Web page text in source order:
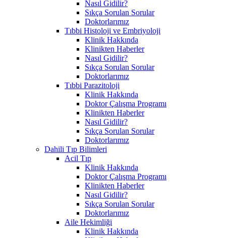
Nasıl Gidilir?
Sıkça Sorulan Sorular
Doktorlarımız
Tıbbi Histoloji ve Embriyoloji
Klinik Hakkında
Klinikten Haberler
Nasıl Gidilir?
Sıkça Sorulan Sorular
Doktorlarımız
Tıbbi Parazitoloji
Klinik Hakkında
Doktor Çalışma Programı
Klinikten Haberler
Nasıl Gidilir?
Sıkça Sorulan Sorular
Doktorlarımız
Dahili Tıp Bilimleri
Acil Tıp
Klinik Hakkında
Doktor Çalışma Programı
Klinikten Haberler
Nasıl Gidilir?
Sıkça Sorulan Sorular
Doktorlarımız
Aile Hekimliği
Klinik Hakkında